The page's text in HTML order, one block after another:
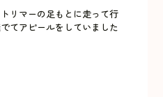
リマーの足もとに走って行
てアピールをしていました